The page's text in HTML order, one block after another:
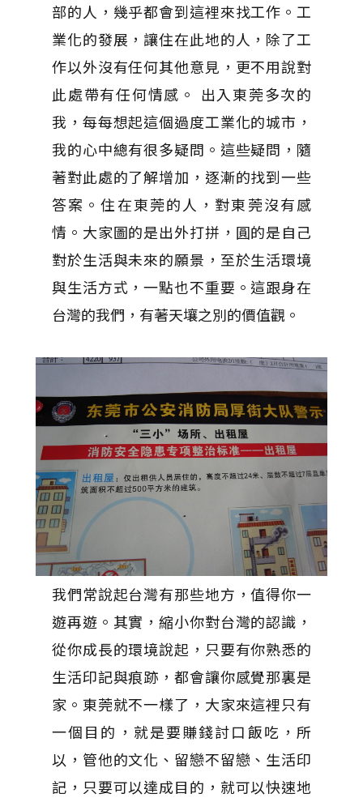
部的人，幾乎都會到這裡來找工作。工
業化的發展，讓住在此地的人，除了工
作以外沒有任何其他意見，更不用說對
此處帶有任何情感。 出入東莞多次的
我，每每想起這個過度工業化的城市，
我的心中總有很多疑問。這些疑問，隨
著對此處的了解增加，逐漸的找到一些
答案。住在東莞的人，對東莞沒有感
情。大家圖的是出外打拼，圓的是自己
對於生活與未來的願景，至於生活環境
與生活方式，一點也不重要。這跟身在
台灣的我們，有著天壤之別的價值觀。
我們常說起台灣有那些地方，值得你一
遊再遊。其實，縮小你對台灣的認識，
從你成長的環境說起，只要有你熟悉的
生活印記與痕跡，都會讓你感覺那裏是
家。東莞就不一樣了，大家來這裡只有
一個目的，就是要賺錢討口飯吃，所
以，管他的文化、留戀不留戀、生活印
記，只要可以達成目的，就可以快速地